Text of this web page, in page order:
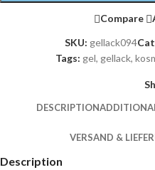
Compare
SKU: gellack094
Tags: gel, gellack,
DESCRIPTION
VERSAND &
Description